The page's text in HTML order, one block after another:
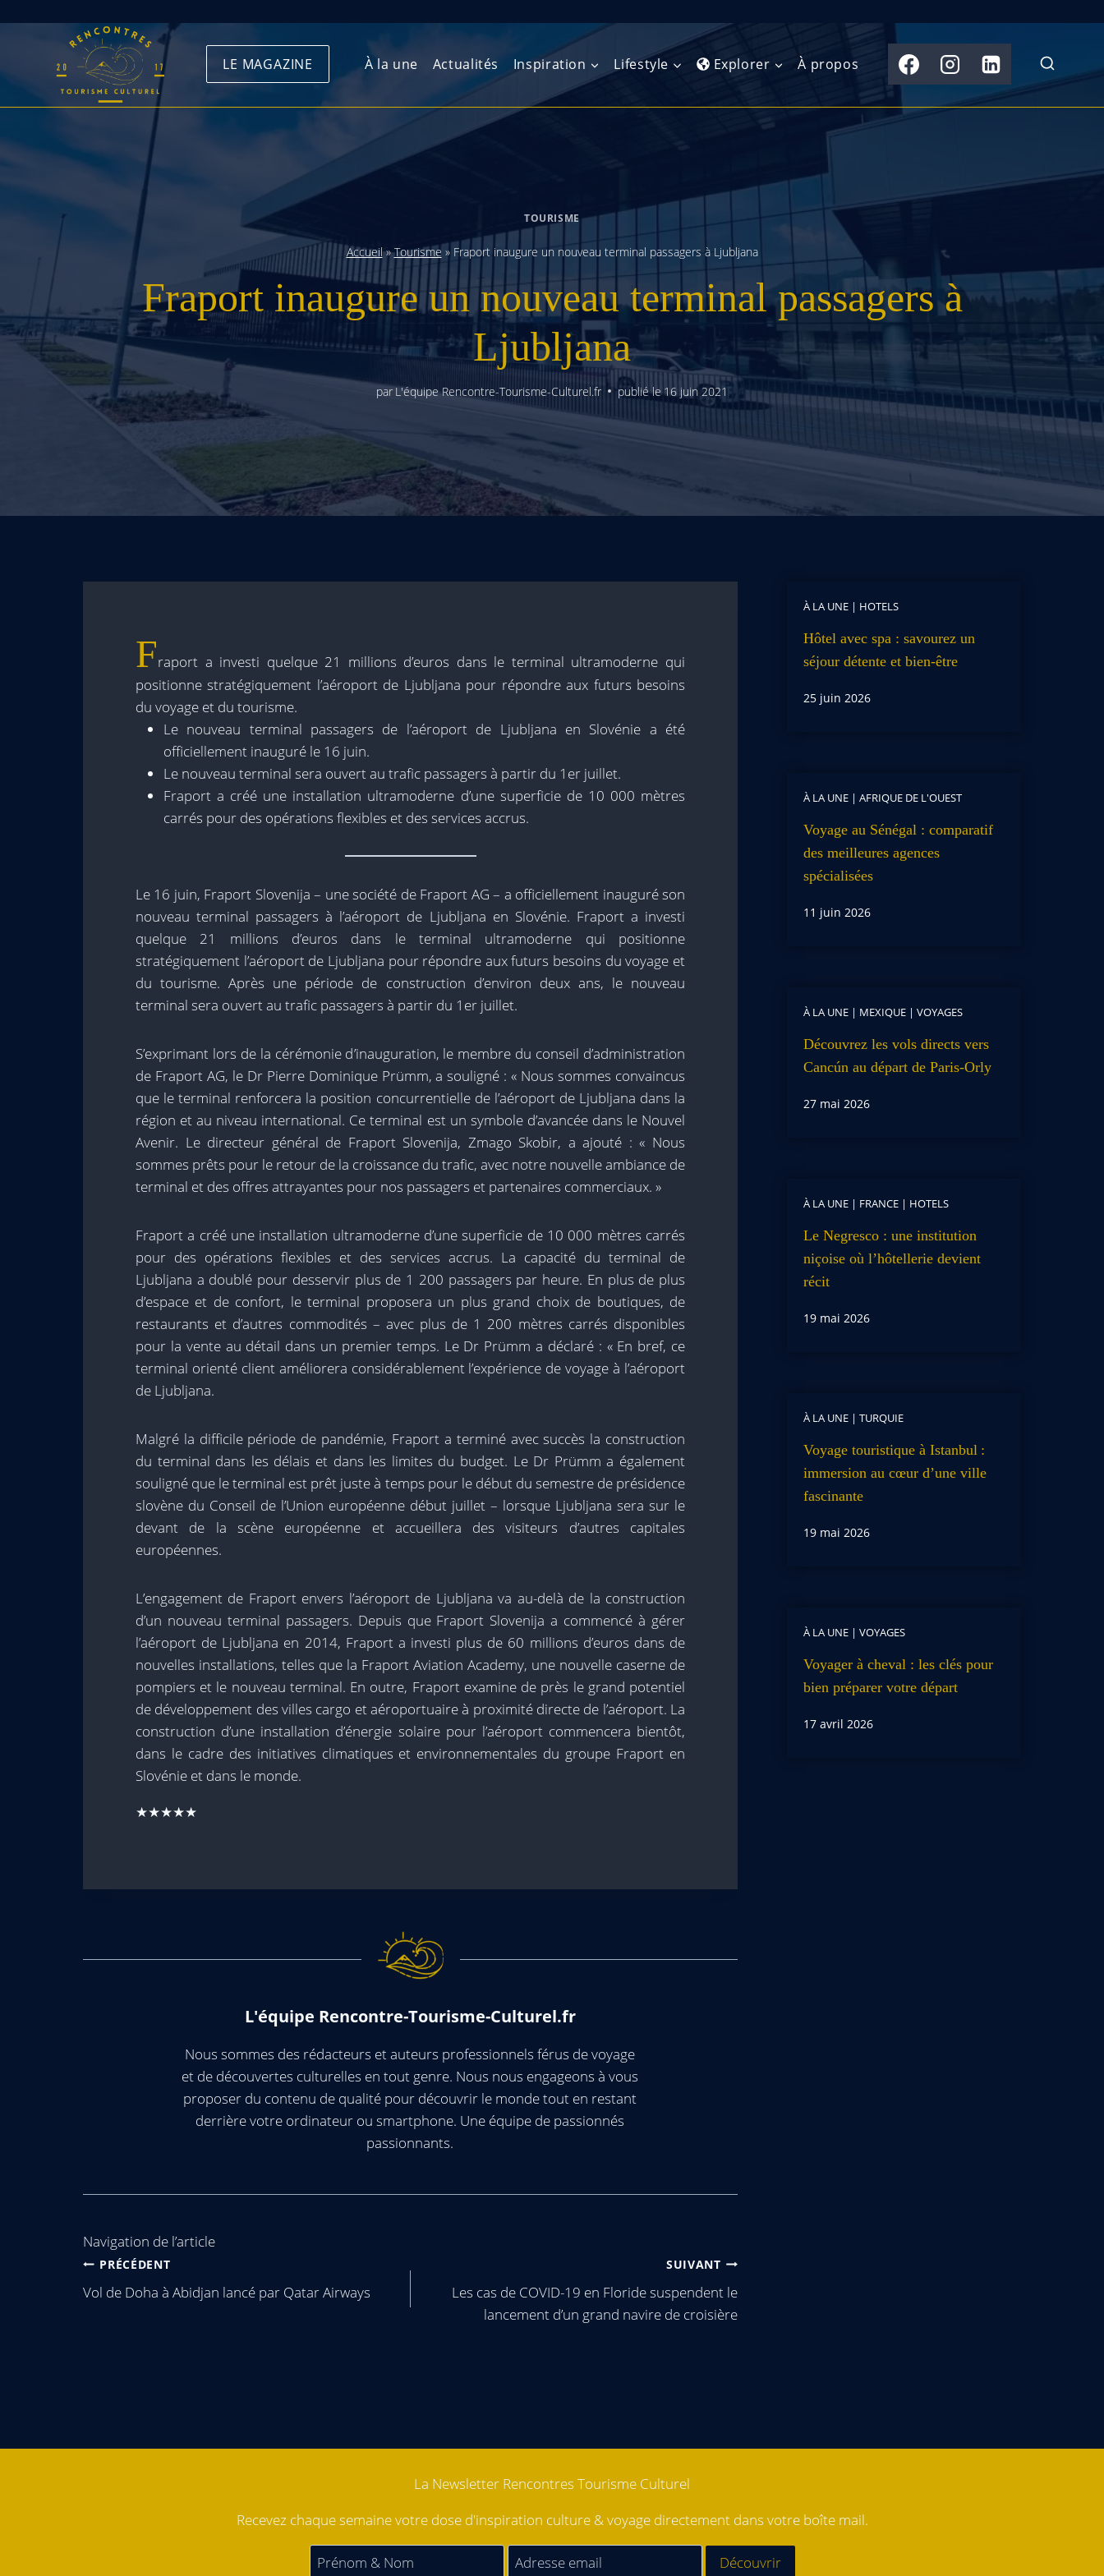
content
LE MAGAZINE À la une Actualités Inspiration Lifestyle Explorer
Europe centrale
Balkans
Afrique de l’Est
Afrique australe
Sous-continent
indien
Extrême-Orient
Îles du Pacifique
À propos
TOURISME
Accueil»Tourisme » Fraport inaugure un nouveau terminal passagers à Ljubljana
Fraport inaugure un nouveau terminal passagers à
Ljubljana
par L'équipe Rencontre-Tourisme-Culturel.fr publié le16 juin 2021
Fraport a investi quelque 21 millions d’euros dans le terminal ultramoderne qui
positionne stratégiquement l’aéroport de Ljubljana pour répondre aux futurs besoins
du voyage et du tourisme.
Le nouveau terminal passagers de l’aéroport de Ljubljana en Slovénie a été
officiellement inauguré le 16 juin.
Le nouveau terminal sera ouvert au trafic passagers à partir du 1er juillet.
Fraport a créé une installation ultramoderne d’une superficie de 10 000 mètres
carrés pour des opérations flexibles et des services accrus.
Le 16 juin, Fraport Slovenija – une société de Fraport AG – a officiellement inauguré son
nouveau terminal passagers à l’aéroport de Ljubljana en Slovénie. Fraport a investi
quelque 21 millions d’euros dans le terminal ultramoderne qui positionne
stratégiquement l’aéroport de Ljubljana pour répondre aux futurs besoins du voyage et
du tourisme. Après une période de construction d’environ deux ans, le nouveau
terminal sera ouvert au trafic passagers à partir du 1er juillet.
S’exprimant lors de la cérémonie d’inauguration, le membre du conseil d’administration
de Fraport AG, le Dr Pierre Dominique Prümm, a souligné : « Nous sommes convaincus
que le terminal renforcera la position concurrentielle de l’aéroport de Ljubljana dans la
région et au niveau international. Ce terminal est un symbole d’avancée dans le Nouvel
Avenir. Le directeur général de Fraport Slovenija, Zmago Skobir, a ajouté : « Nous
sommes prêts pour le retour de la croissance du trafic, avec notre nouvelle ambiance de
terminal et des offres attrayantes pour nos passagers et partenaires commerciaux. »
Fraport a créé une installation ultramoderne d’une superficie de 10 000 mètres carrés
pour des opérations flexibles et des services accrus. La capacité du terminal de
Ljubljana a doublé pour desservir plus de 1 200 passagers par heure. En plus de plus
d’espace et de confort, le terminal proposera un plus grand choix de boutiques, de
restaurants et d’autres commodités – avec plus de 1 200 mètres carrés disponibles
pour la vente au détail dans un premier temps. Le Dr Prümm a déclaré : « En bref, ce
terminal orienté client améliorera considérablement l’expérience de voyage à l’aéroport
de Ljubljana.
Malgré la difficile période de pandémie, Fraport a terminé avec succès la construction
du terminal dans les délais et dans les limites du budget. Le Dr Prümm a également
souligné que le terminal est prêt juste à temps pour le début du semestre de présidence
slovène du Conseil de l’Union européenne début juillet – lorsque Ljubljana sera sur le
devant de la scène européenne et accueillera des visiteurs d’autres capitales
européennes.
L’engagement de Fraport envers l’aéroport de Ljubljana va au-delà de la construction
d’un nouveau terminal passagers. Depuis que Fraport Slovenija a commencé à gérer
l’aéroport de Ljubljana en 2014, Fraport a investi plus de 60 millions d’euros dans de
nouvelles installations, telles que la Fraport Aviation Academy, une nouvelle caserne de
pompiers et le nouveau terminal. En outre, Fraport examine de près le grand potentiel
de développement des villes cargo et aéroportuaire à proximité directe de l’aéroport. La
construction d’une installation d’énergie solaire pour l’aéroport commencera bientôt,
dans le cadre des initiatives climatiques et environnementales du groupe Fraport en
Slovénie et dans le monde.
★★★★★
L'équipe Rencontre-Tourisme-Culturel.fr
Nous sommes des rédacteurs et auteurs professionnels férus de voyage
et de découvertes culturelles en tout genre. Nous nous engageons à vous
proposer du contenu de qualité pour découvrir le monde tout en restant
derrière votre ordinateur ou smartphone. Une équipe de passionnés
passionnants.
Navigation de l’article
PRÉCÉDENT
Vol de Doha à Abidjan lancé par Qatar Airways
SUIVANT
Les cas de COVID-19 en Floride suspendent le
lancement d’un grand navire de croisière
À LA UNE| HOTELS
Hôtel avec spa : savourez un
séjour détente et bien-être
25 juin 2026
À LA UNE| AFRIQUE DE L'OUEST
Voyage au Sénégal : comparatif
des meilleures agences
spécialisées
11 juin 2026
À LA UNE| MEXIQUE| VOYAGES
Découvrez les vols directs vers
Cancún au départ de Paris-Orly
27 mai 2026
À LA UNE| FRANCE| HOTELS
Le Negresco : une institution
niçoise où l’hôtellerie devient
récit
19 mai 2026
À LA UNE| TURQUIE
Voyage touristique à Istanbul :
immersion au cœur d’une ville
fascinante
19 mai 2026
À LA UNE| VOYAGES
Voyager à cheval : les clés pour
bien préparer votre départ
17 avril 2026
La Newsletter Rencontres Tourisme Culturel
Recevez chaque semaine votre dose d'inspiration culture & voyage directement dans votre boîte mail.